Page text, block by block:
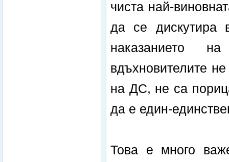
чиста най-
да се дискутира
наказанието
вдъхновителите
на ДС, не са
да е един-
Това е много